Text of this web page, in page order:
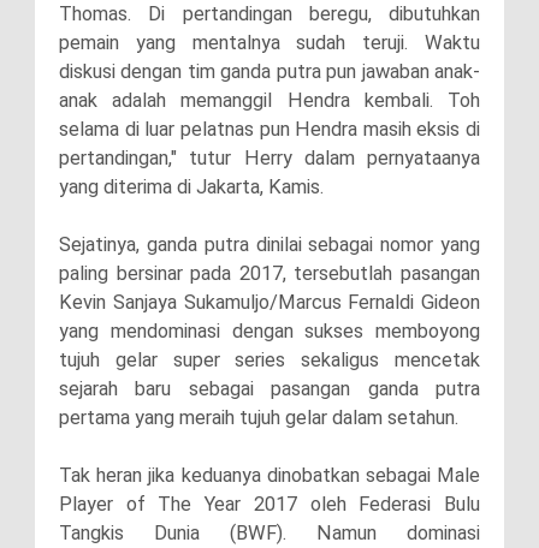
Thomas. Di pertandingan beregu, dibutuhkan
pemain yang mentalnya sudah teruji. Waktu
diskusi dengan tim ganda putra pun jawaban anak-
anak adalah memanggil Hendra kembali. Toh
selama di luar pelatnas pun Hendra masih eksis di
pertandingan," tutur Herry dalam pernyataanya
yang diterima di Jakarta, Kamis.
Sejatinya, ganda putra dinilai sebagai nomor yang
paling bersinar pada 2017, tersebutlah pasangan
Kevin Sanjaya Sukamuljo/Marcus Fernaldi Gideon
yang mendominasi dengan sukses memboyong
tujuh gelar super series sekaligus mencetak
sejarah baru sebagai pasangan ganda putra
pertama yang meraih tujuh gelar dalam setahun.
Tak heran jika keduanya dinobatkan sebagai Male
Player of The Year 2017 oleh Federasi Bulu
Tangkis Dunia (BWF). Namun dominasi